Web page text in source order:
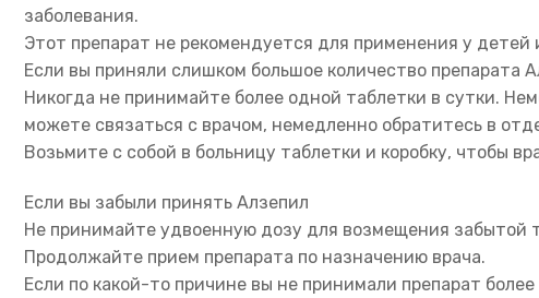
заболевания.
Этот препарат не рекомендуется для применения у детей
Если вы приняли слишком большое количество препарата
Никогда не принимайте более одной таблетки в сутки.
можете связаться с врачом, немедленно обратитесь в
Возьмите с собой в больницу таблетки и коробку, чтобы
Если вы забыли принять Алзепил
Не принимайте удвоенную дозу для возмещения забытой
Продолжайте прием препарата по назначению врача.
Если по какой-то причине вы не принимали препарат